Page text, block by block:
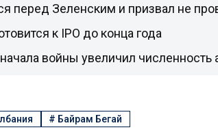
перед Зеленским и призвал не
к IPO до конца года
войны увеличил численность
# Байрам Бегай